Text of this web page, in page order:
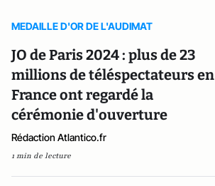
MEDAILLE D'OR DE L'AUDIMAT
JO de Paris 2024 : plus de 23
millions de téléspectateurs en
France ont regardé la
cérémonie d'ouverture
Rédaction Atlantico.fr
1 min de lecture